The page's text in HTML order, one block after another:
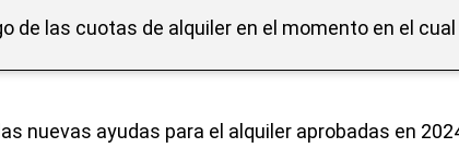
de las cuotas de alquiler en el momento en el
nuevas ayudas para el alquiler aprobadas en